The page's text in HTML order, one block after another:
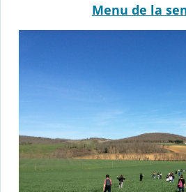
Menu de la